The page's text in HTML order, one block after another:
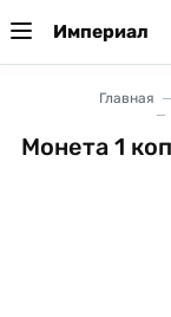
Империал
Главная
Монета 1